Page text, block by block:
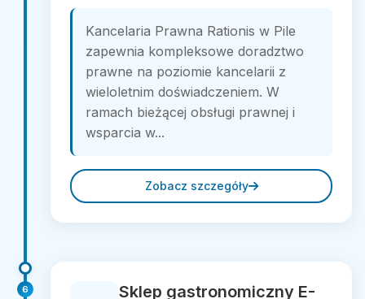
Kancelaria Prawna Rationis w Pile
zapewnia kompleksowe doradztwo
prawne na poziomie kancelarii z
wieloletnim doświadczeniem. W
ramach bieżącej obsługi prawnej i
wsparcia w...
Zobacz szczegóły
6 Sklep gastronomiczny E-